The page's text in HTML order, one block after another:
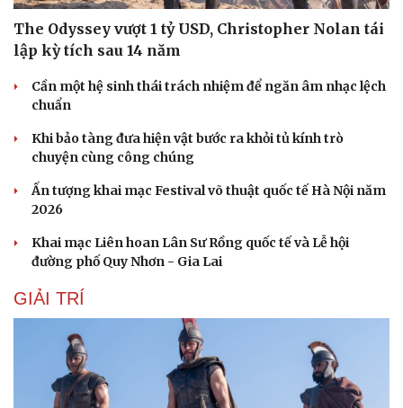
The Odyssey vượt 1 tỷ USD, Christopher Nolan tái
lập kỳ tích sau 14 năm
Cần một hệ sinh thái trách nhiệm để ngăn âm nhạc lệch
chuẩn
Khi bảo tàng đưa hiện vật bước ra khỏi tủ kính trò
chuyện cùng công chúng
Ấn tượng khai mạc Festival võ thuật quốc tế Hà Nội năm
2026
Khai mạc Liên hoan Lân Sư Rồng quốc tế và Lễ hội
đường phố Quy Nhơn - Gia Lai
GIẢI TRÍ